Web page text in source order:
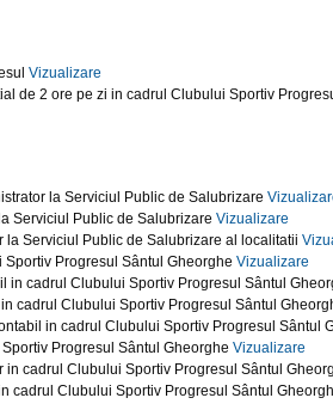
Vizualizare
de 2 ore pe zi in cadrul Clubului Sportiv
la Serviciul Public de Salubrizare
Serviciul Public de Salubrizare Vizualizare
Serviciul Public de Salubrizare al localitatii
Progresul Sântul Gheorghe Vizualizare
in cadrul Clubului Sportiv Progresul Sântul
cadrul Clubului Sportiv Progresul Sântul
in cadrul Clubului Sportiv Progresul Sântul
Progresul Sântul Gheorghe Vizualizare
cadrul Clubului Sportiv Progresul Sântul
cadrul Clubului Sportiv Progresul Sântul